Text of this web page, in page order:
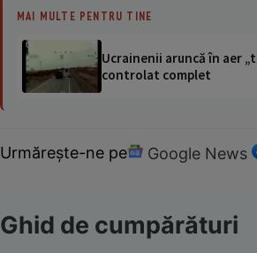
MAI MULTE PENTRU TINE
Ucrainenii aruncă în aer
controlat complet
Urmărește-ne pe Google News
Ghid de cumpărături